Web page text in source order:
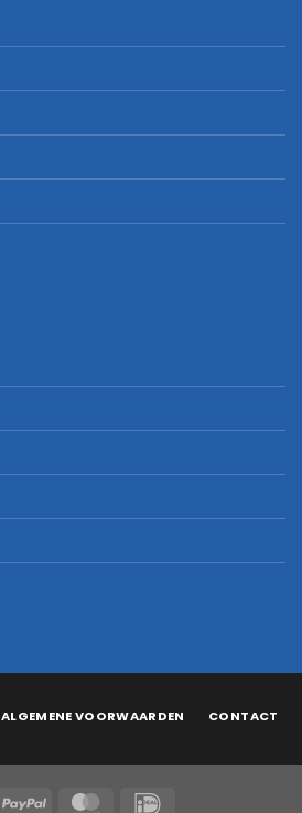
ALGEMENE VOORWAARDEN CONTACT